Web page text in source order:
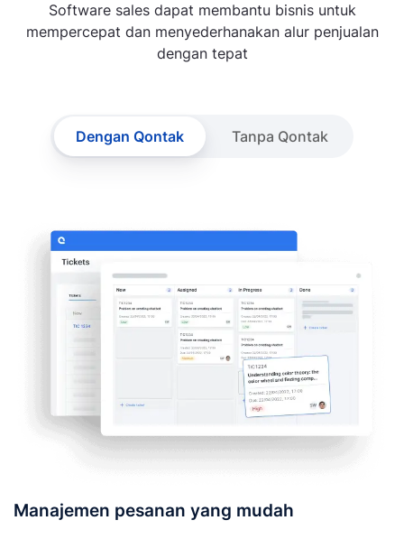
Software sales dapat membantu bisnis untuk
mempercepat dan menyederhanakan alur penjualan
dengan tepat
Dengan Qontak Tanpa Qontak
Manajemen pesanan yang mudah